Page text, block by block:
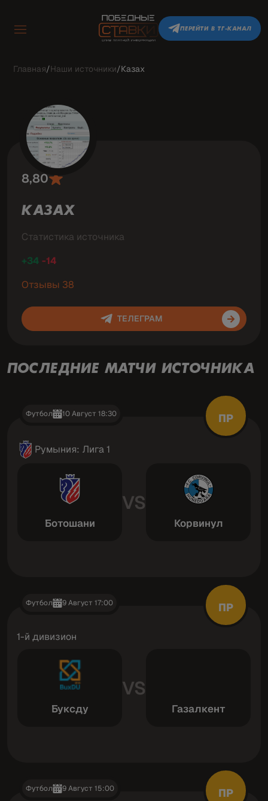
ПЕРЕЙТИ В ТГ-КАНАЛ
Главная/Наши источники/Казах
8,80
КАЗАХ
Статистика источника
+34 -14
Отзывы 38
ТЕЛЕГРАМ
ПОСЛЕДНИЕ МАТЧИ ИСТОЧНИКА
Футбол 10 Август 18:30 ПР
Румыния: Лига 1
Ботошани
VS
Корвинул
Футбол 9 Август 17:00 ПР
1-й дивизион
Буксду
VS
Газалкент
Футбол 9 Август 15:00 ПР